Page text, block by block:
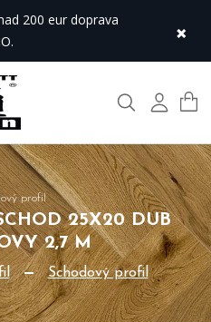
200 eur doprava
×
Hľadať Môj
profil
25X20 DUB
2,7 M
Schodový profil